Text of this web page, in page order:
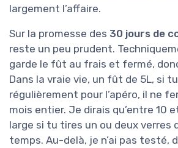
largement l’affaire.
Sur la promesse des 30 jours de
reste un peu prudent.
garde le fût au frais et fermé,
Dans la vraie vie, un fût de 5L, si
régulièrement pour l’apéro, il ne
mois entier. Je dirais qu’entre 10
large si tu tires un ou deux verres
temps. Au-delà, je n’ai pas testé,